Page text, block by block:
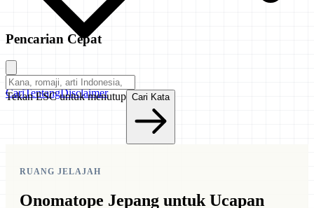
CariTentangDisclaimer
Pencarian Cepat
Tekan ESC untuk menutup Cari Kata
RUANG JELAJAH
Onomatope Jepang untuk Ucapan